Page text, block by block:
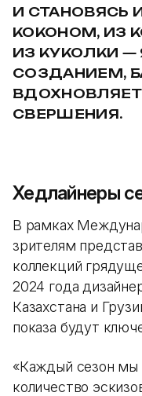
И СТАНОВЯСЬ
КОКОНОМ, ИЗ
ИЗ КУКОЛКИ
СОЗДАНИЕМ,
СВЕРШЕНИЯ.
Хедлайнеры
В рамках
зрителям
коллекций
2024 года
Казахстана и
показа будут
«Каждый сезон мы
количество